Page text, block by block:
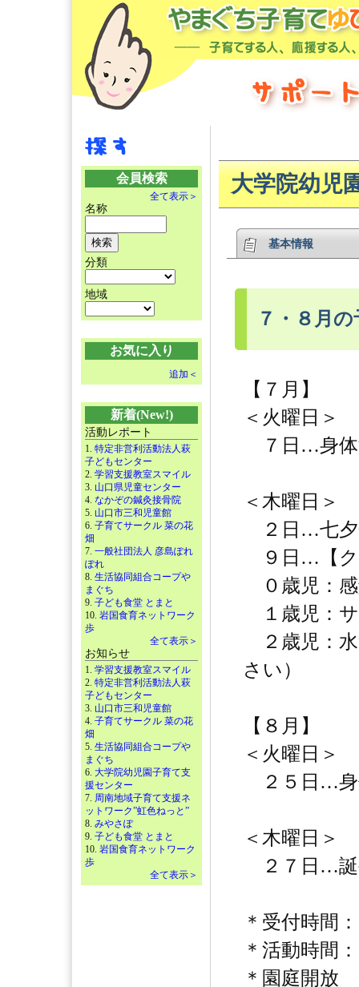
会員検索
全て表示＞
名称
分類
地域
お気に入り
追加＜
新着(New!)
活動レポート
1. 特定非営利活動法人萩
子どもセンター
2. 学習支援教室スマイル
3. 山口県児童センター
4. なかぞの鍼灸接骨院
5. 山口市三和児童館
6. 子育てサークル 菜の花
畑
7. 一般社団法人 彦島ぽれ
ぽれ
8. 生活協同組合コープや
まぐち
9. 子ども食堂 とまと
10. 岩国食育ネットワーク
歩
全て表示＞
お知らせ
1. 学習支援教室スマイル
2. 特定非営利活動法人萩
子どもセンター
3. 山口市三和児童館
4. 子育てサークル 菜の花
畑
5. 生活協同組合コープや
まぐち
6. 大学院幼児園子育て支
援センター
7. 周南地域子育て支援ネ
ットワーク”虹色ねっと”
8. みやさぽ
9. 子ども食堂 とまと
10. 岩国食育ネットワーク
歩
全て表示＞
大学院幼児
基本情報
７・８月
【７月】
＜火曜日＞
７日…身体
＜木曜日＞
２日…七夕
９日…【ク
０歳児：
１歳児：
２歳児：
さい）
【８月】
＜火曜日＞
２５日…身
＜木曜日＞
２７日…誕
＊受付時間
＊活動時間
＊園庭開放